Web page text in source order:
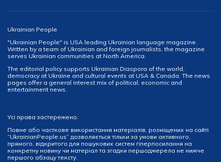
Ukrainian People
"Ukrainian People" is USA leading Ukrainian language magazine.
Written by a team of Ukrainian and foreign journalists, the magazine
serves Ukrainian communities at North America.
The editorial policy supports Ukrainian Diaspora of the world,
democracy at Ukraine and cultural events at USA & Canada. The news
pages offer a general interest mix of political, economic and
entertainment news.
Усі права застережено.
Повне або часткове використання матеріалів, розміщених на сайті
“UkrainianPeople.us” дозволяється тільки за умови активного,
прямого, відкритого для пошукових систем гіперпосилання на
конкретну новину чи матеріал та згадки першоджерела не нижче
першого абзацу тексту.